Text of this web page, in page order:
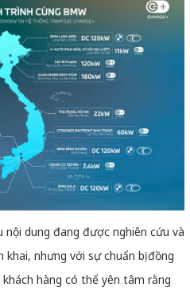
nội dung đang được nghiên cứu và
nhưng với sự chuẩn bị đồng
hàng có thể yên tâm rằng